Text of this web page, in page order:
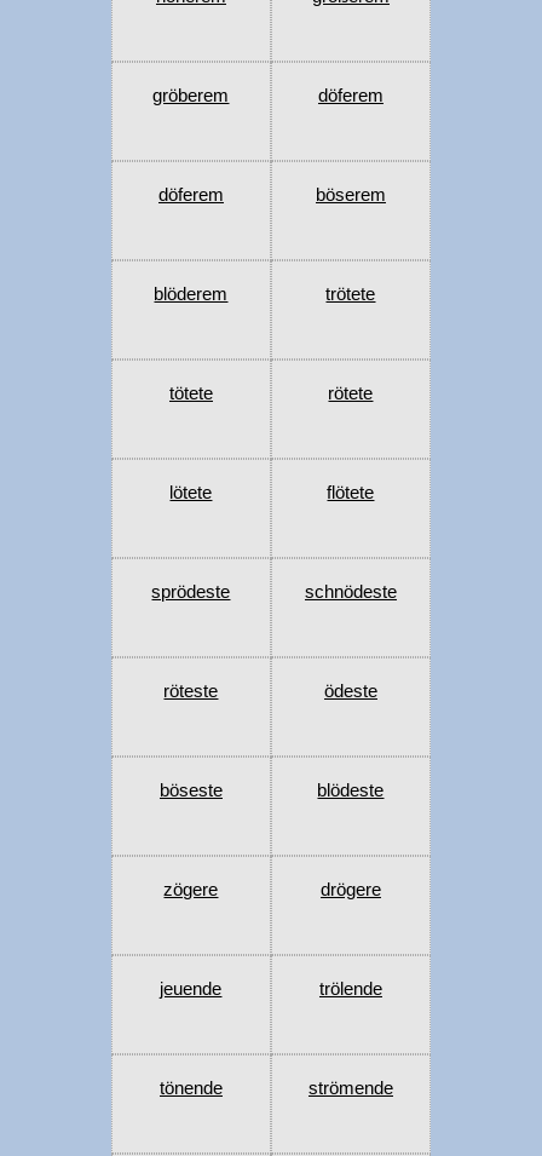
gröberem döferem
döferem böserem
blöderem trötete
tötete rötete
lötete flötete
sprödeste schnödeste
röteste ödeste
böseste blödeste
zögere drögere
jeuende trölende
tönende strömende